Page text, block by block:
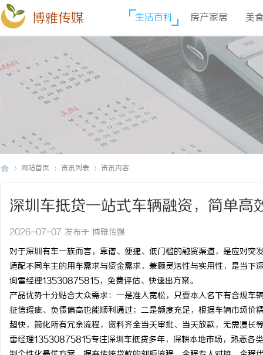
博雅传媒 生活百科 房产家居 美
网站首页 资讯列表 资讯内容
深圳车抵贷一站式车辆融资，简单高
2026-07-07 发布于 博雅传媒
对于深圳有车一族而言，靠谱、便捷、低门槛的融资渠道，是应对
适配不同车主的用车需求与资金需求，兼顾灵活性与实用性，是当
询雷经理13530875815，免费评估、快速出方案。
产品优势十分贴合大众需求：一是准入宽松，只要本人名下有合规
征信瑕疵、负债偏高也能顺利通过；二是额度充足，根据车辆市场
超快，简化所有冗余流程，资料齐全当天审批、当天放款，无需漫长
雷经理13530875815专注深圳车抵贷多年，深耕本地市场，熟悉各